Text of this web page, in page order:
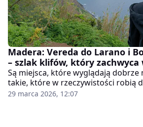
Madera: Vereda do Larano i
– szlak klifów, który
Są miejsca, które wyglądają dobrze
takie, które w rzeczywistości robią
wrażenie. Vereda do Larano należy
29 marca 2026, 12:07